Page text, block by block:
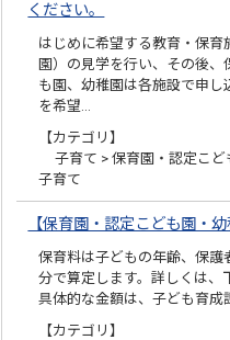
ください。
はじめに希望する教育・保
園）の見学を行い、その後
も園、幼稚園は各施設で申
を希望…
【カテゴリ】
子育て > 保育園・認定こ
子育て
【保育園・認定こども園・
保育料は子どもの年齢、保
分で算定します。詳しくは、
具体的な金額は、子ども育成
【カテゴリ】